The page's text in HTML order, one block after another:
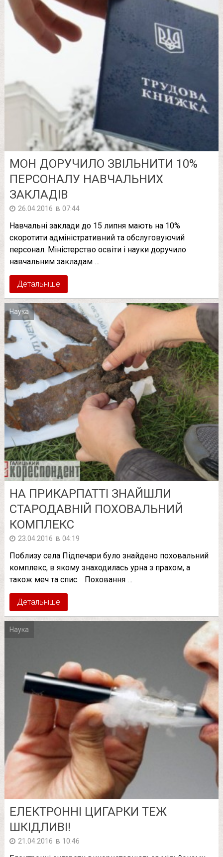
МОН ДОРУЧИЛО ЗВІЛЬНИТИ 10%
ПЕРСОНАЛУ НАВЧАЛЬНИХ
ЗАКЛАДІВ
26.04.2016 в 07:44
Навчальні заклади до 15 липня мають на 10%
скоротити адміністративний та обслуговуючий
персонал. Міністерство освіти і науки доручило
навчальним закладам …
Детальніше
Наука
НА ПРИКАРПАТТІ ЗНАЙШЛИ
СТАРОДАВНІЙ ПОХОВАЛЬНИЙ
КОМПЛЕКС
23.04.2016 в 04:19
Поблизу села Підпечари було знайдено поховальний
комплекс, в якому знаходилась урна з прахом, а
також меч та спис. Поховання …
Детальніше
Наука
ЕЛЕКТРОННІ ЦИГАРКИ ТЕЖ
ШКІДЛИВІ!
21.04.2016 в 10:46